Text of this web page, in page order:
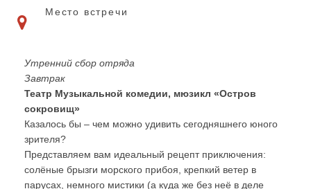
Место встречи
Утренний сбор отряда
Завтрак
Театр Музыкальной комедии, мюзикл «Остров
сокровищ»
Казалось бы – чем можно удивить сегодняшнего юного
зрителя?
Представляем вам идеальный рецепт приключения:
солёные брызги морского прибоя, крепкий ветер в
парусах, немного мистики (а куда же без неё в деле